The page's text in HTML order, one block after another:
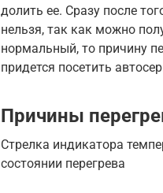
долить ее. Сразу после
нельзя, так как можно
нормальный, то причину
придется посетить
Причины
Стрелка индикатора
состоянии перегрева